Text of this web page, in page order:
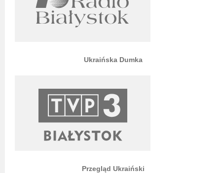
Ukraińska Dumka
Przegląd Ukraiński